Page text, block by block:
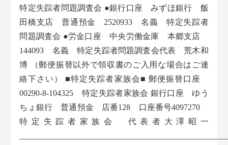
特定失踪者問題調査会 ●銀行口座 みずほ銀行 飯
田橋支店 普通預金 2520933 名義 特定失踪者
問題調査会 ●労金口座 中央労働金庫 本郷支店
144093 名義 特定失踪者問題調査会代表 荒木和
博 （郵便振替以外で領収書のご入用な場合はご連
絡下さい） ■特定失踪者家族会■ 郵便振替口座
00290-8-104325 特定失踪者家族会 銀行口座 ゆう
ちょ銀行 普通預金 店番128 口座番号4097270
特定失踪者家族会 代表者大澤昭一